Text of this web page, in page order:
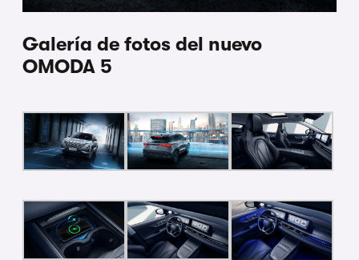
Galería de fotos del nuevo
OMODA 5